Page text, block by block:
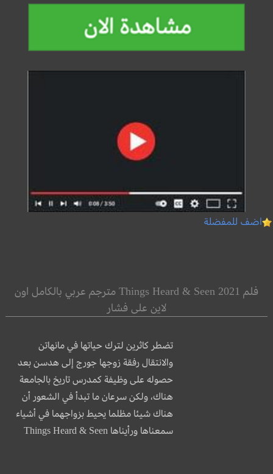
اضف للمفضلة
فلم Things Heard & Seen 2021 مترجم عربي بالكامل اون
لاين على فشار
تضطر كاثرين لترك حياتها في مانهاتن
والانتقال رفقة زوجها جورج إلى هدسن بعد
حصوله على وظيفة كمدرس تاريخ بالجامعة
هناك، ولكن سرعان ما تبدأ في الشعور أن
هناك شيئا مظلما يحيط بزواجهما في أشياء
سمعناها ورأيناها Things Heard & Seen